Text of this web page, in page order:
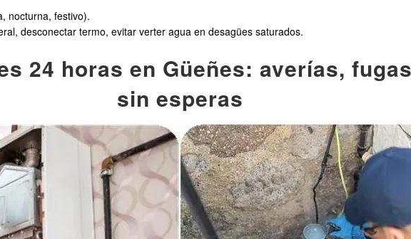
nocturna, festivo).
desconectar termo, evitar verter agua en desagües saturados.
24 horas en Güeñes: averías,
sin esperas